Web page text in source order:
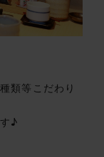
類等こだわり
♪